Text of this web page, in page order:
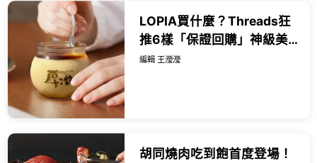
LOPIA買什麼？Threads狂
推6樣「保證回購」神級美
食，巨型蟹味棒披薩每出爐
編輯 王瀅瀅
胡同燒肉吃到飽首度登場！